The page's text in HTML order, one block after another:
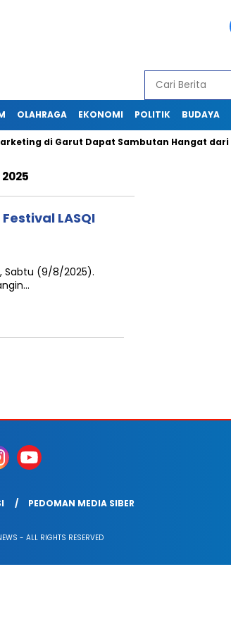
OLAHRAGA EKONOMI POLITIK BUDAYA
di Garut Dapat Sambutan Hangat dari
LASQI
Sabtu (9/8/2025).
PEDOMAN MEDIA SIBER
- ALL RIGHTS RESERVED